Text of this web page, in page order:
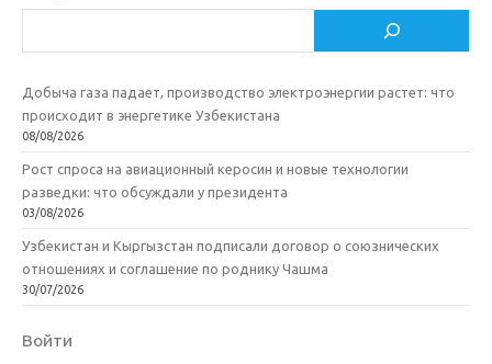
Добыча газа падает, производство электроэнергии растет: что
происходит в энергетике Узбекистана
08/08/2026
Рост спроса на авиационный керосин и новые технологии
разведки: что обсуждали у президента
03/08/2026
Узбекистан и Кыргызстан подписали договор о союзнических
отношениях и соглашение по роднику Чашма
30/07/2026
Войти